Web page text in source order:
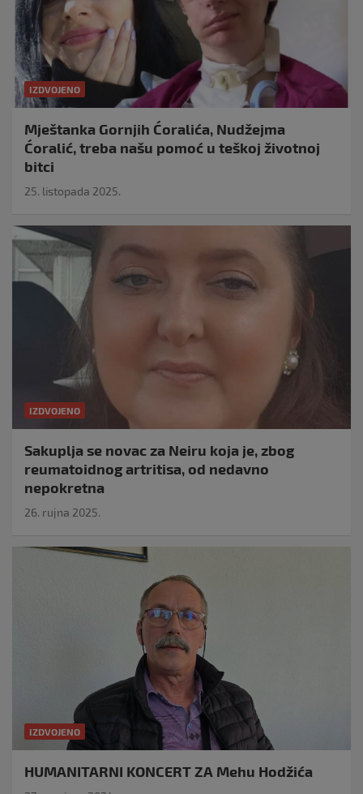
IZDVOJENO
Mještanka Gornjih Ćoralića, Nudžejma
Ćoralić, treba našu pomoć u teškoj životnoj
bitci
25. listopada 2025.
IZDVOJENO
Sakuplja se novac za Neiru koja je, zbog
reumatoidnog artritisa, od nedavno
nepokretna
26. rujna 2025.
IZDVOJENO
HUMANITARNI KONCERT ZA Mehu Hodžića